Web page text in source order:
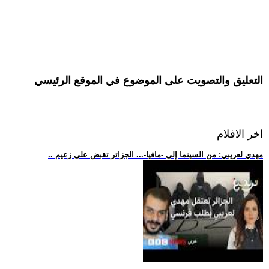
التعليق والتصويت على الموضوع في الموقع الرئيسي
اخر الافلام
.. مهدي لعريبي: من السينما إلى -مافيا-... الجزائر تقبض على زعيم